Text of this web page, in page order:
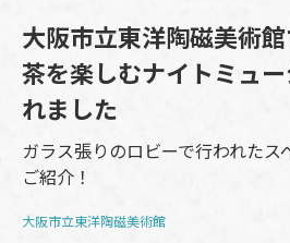
大阪市立東洋陶磁美術
茶を楽しむナイトミュ
れました
ガラス張りのロビーで行われたス
ご紹介！
大阪市立東洋陶磁美術館